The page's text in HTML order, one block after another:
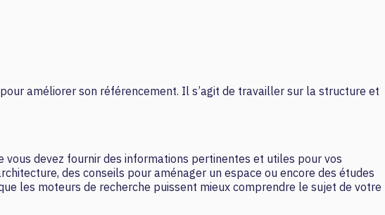
améliorer son référencement. Il s’agit de travailler sur la structure et
devez fournir des informations pertinentes et utiles pour vos
des conseils pour aménager un espace ou encore des études
les moteurs de recherche puissent mieux comprendre le sujet de votre